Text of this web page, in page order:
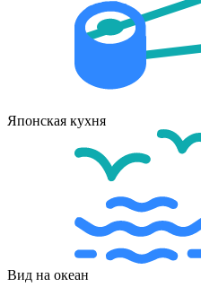
Японская кухня
Вид на океан